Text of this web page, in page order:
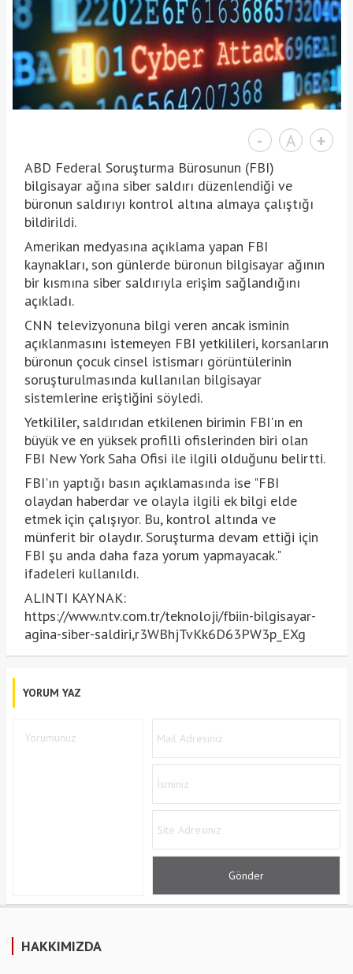
- A +
ABD Federal Soruşturma Bürosunun (FBI)
bilgisayar ağına siber saldırı düzenlendiği ve
büronun saldırıyı kontrol altına almaya çalıştığı
bildirildi.
Amerikan medyasına açıklama yapan FBI
kaynakları, son günlerde büronun bilgisayar ağının
bir kısmına siber saldırıyla erişim sağlandığını
açıkladı.
CNN televizyonuna bilgi veren ancak isminin
açıklanmasını istemeyen FBI yetkilileri, korsanların
büronun çocuk cinsel istismarı görüntülerinin
soruşturulmasında kullanılan bilgisayar
sistemlerine eriştiğini söyledi.
Yetkililer, saldırıdan etkilenen birimin FBI'ın en
büyük ve en yüksek profilli ofislerinden biri olan
FBI New York Saha Ofisi ile ilgili olduğunu belirtti.
FBI'ın yaptığı basın açıklamasında ise "FBI
olaydan haberdar ve olayla ilgili ek bilgi elde
etmek için çalışıyor. Bu, kontrol altında ve
münferit bir olaydır. Soruşturma devam ettiği için
FBI şu anda daha faza yorum yapmayacak."
ifadeleri kullanıldı.
ALINTI KAYNAK:
https://www.ntv.com.tr/teknoloji/fbiin-bilgisayar-
agina-siber-saldiri,r3WBhjTvKk6D63PW3p_EXg
YORUM YAZ
HAKKIMIZDA